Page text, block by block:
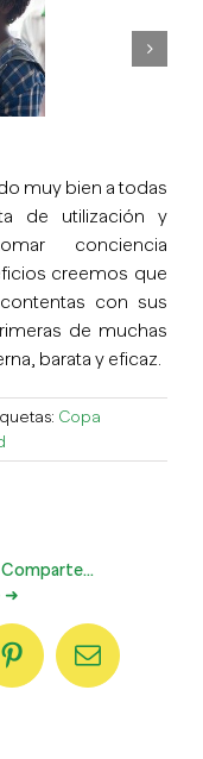
muy bien a todas
de utilización y
conciencia
creemos que
con sus
de muchas
barata y eficaz.
Copa
➜
PinterestCorreo
electrónico